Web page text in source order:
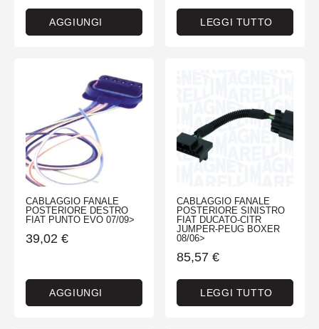
AGGIUNGI LEGGI TUTTO
CABLAGGIO FANALE
POSTERIORE DESTRO
FIAT PUNTO EVO 07/09>
39,02 €
AGGIUNGI
CABLAGGIO FANALE
POSTERIORE SINISTRO
FIAT DUCATO-CITR
JUMPER-PEUG BOXER
08/06>
85,57 €
LEGGI TUTTO